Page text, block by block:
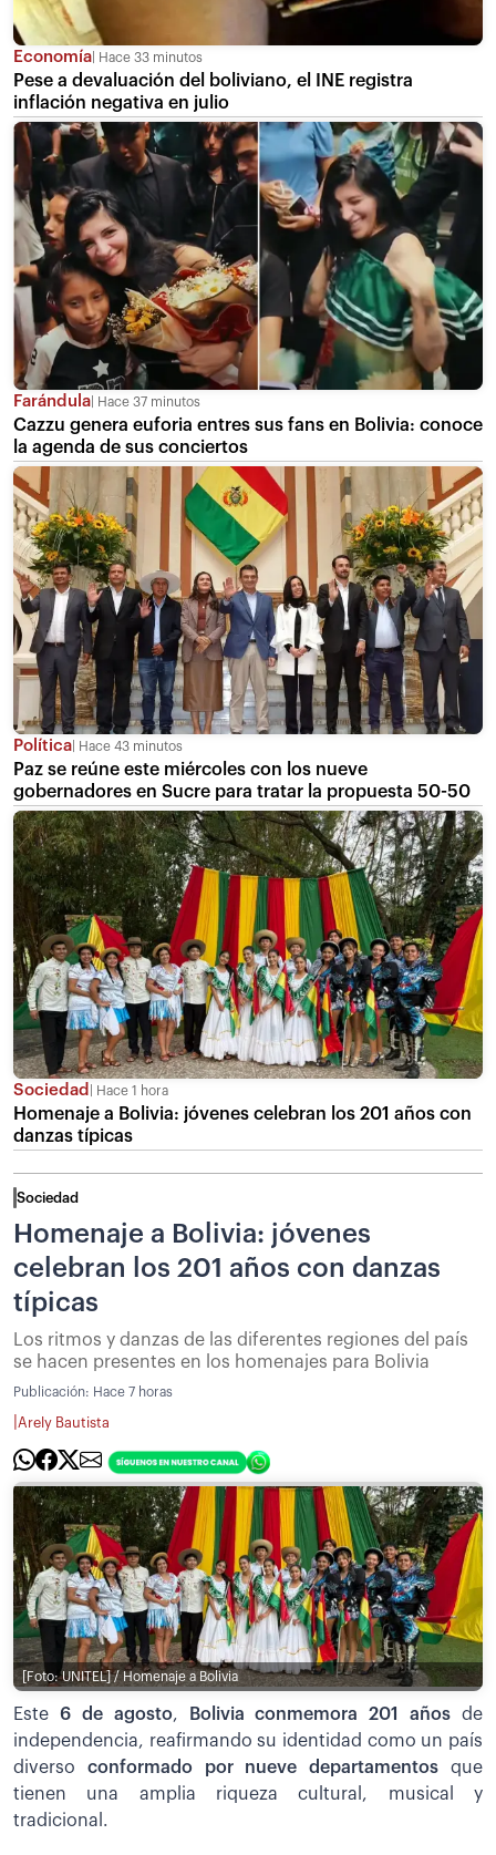
Economía Hace 33 minutos
Pese a devaluación del boliviano, el INE registra
inflación negativa en julio
Farándula Hace 37 minutos
Cazzu genera euforia entres sus fans en Bolivia: conoce
la agenda de sus conciertos
Política Hace 43 minutos
Paz se reúne este miércoles con los nueve
gobernadores en Sucre para tratar la propuesta 50-50
Sociedad Hace 1 hora
Homenaje a Bolivia: jóvenes celebran los 201 años con
danzas típicas
Sociedad
Homenaje a Bolivia: jóvenes
celebran los 201 años con danzas
típicas
Los ritmos y danzas de las diferentes regiones del país
se hacen presentes en los homenajes para Bolivia
Publicación: Hace 7 horas
Arely Bautista
[Foto: UNITEL] / Homenaje a Bolivia
Este 6 de agosto, Bolivia conmemora 201 años de
independencia, reafirmando su identidad como un país
diverso conformado por nueve departamentos que
tienen una amplia riqueza cultural, musical y
tradicional.